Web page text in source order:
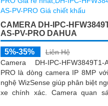
CAMERA DH-IPC-
AS-PV-PRO DAHUA
5%-35%
Liên Hệ
Camera DH-IPC-HFW3849T1-
PRO là dòng camera IP 8MP
nghệ WizSense giúp phân biệt
xe chính xác. Camera quan sát tích